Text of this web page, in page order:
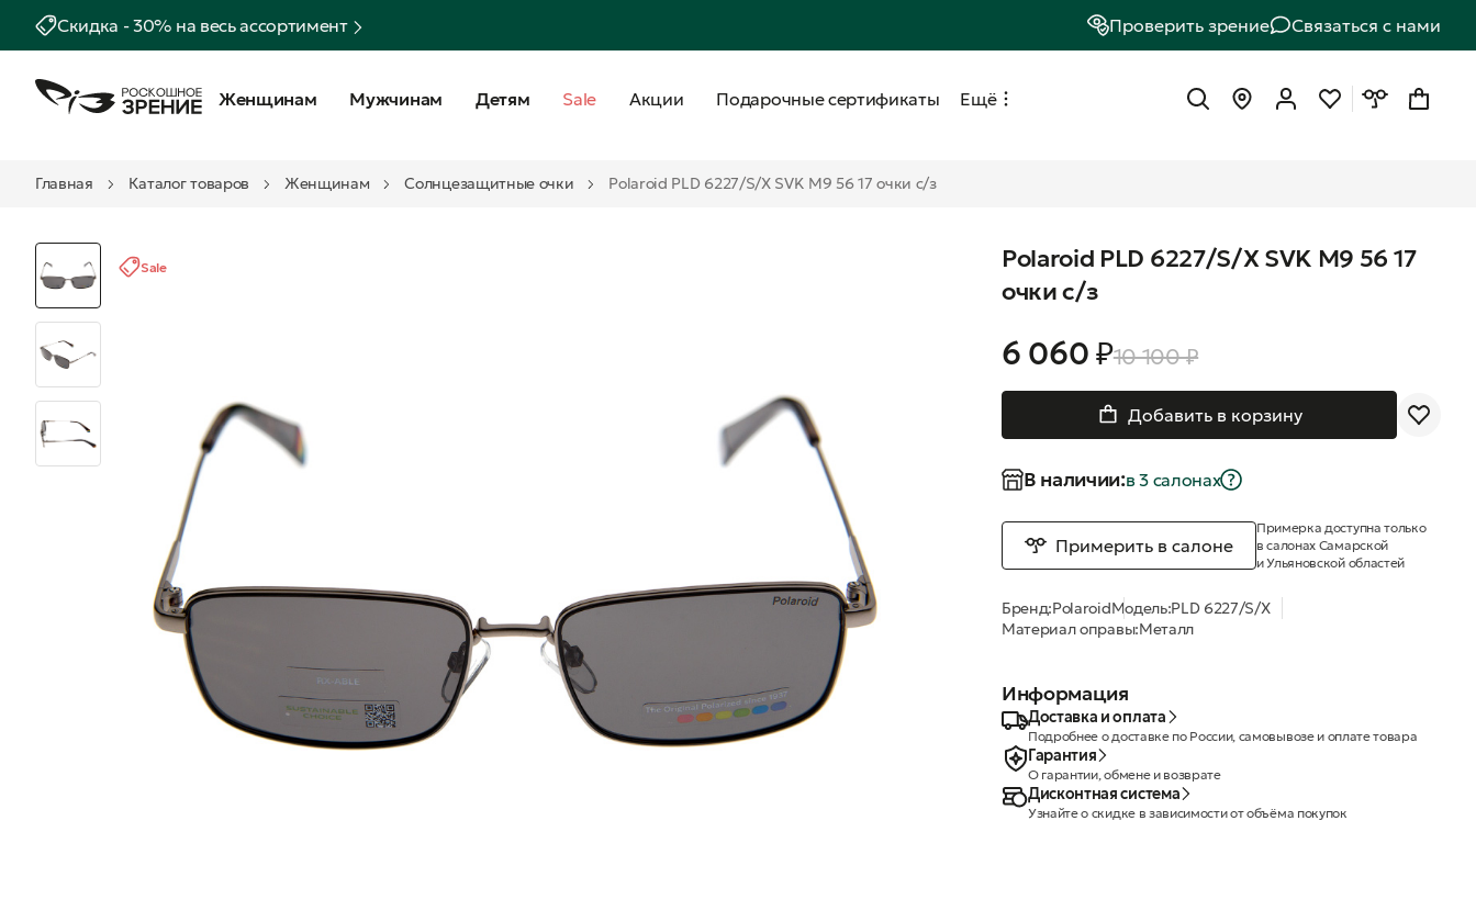
Скидка - 30% на весь ассортимент Проверить зрение Связаться с нами
Женщинам Мужчинам Детям Sale Акции Подарочные сертификаты Ещё
Главная Каталог товаров Женщинам Солнцезащитные очки Polaroid PLD 6227/S/X SVK M9 56 17 очки с/з
Sale
Polaroid PLD 6227/S/X SVK M9 56 17
очки с/з
6 060 ₽10 100 ₽
Добавить в корзину
В наличии:в 3 салонах
Примерить в салоне
Примерка доступна только
в салонах Самарской
и Ульяновской областей
Бренд:PolaroidМодель:PLD 6227/S/X
Материал оправы:Металл
Информация
Доставка и оплата
Подробнее о доставке по России, самовывозе и оплате товара
Гарантия
О гарантии, обмене и возврате
Дисконтная система
Узнайте о скидке в зависимости от объёма покупок